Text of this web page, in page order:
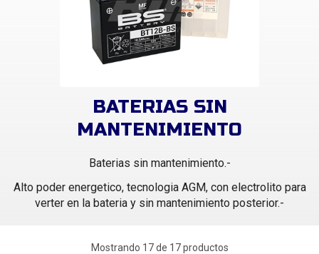
BATERIAS SIN
MANTENIMIENTO
Baterias sin mantenimiento.-
Alto poder energetico, tecnologia AGM, con electrolito para
verter en la bateria y sin mantenimiento posterior.-
Mostrando 17 de 17 productos